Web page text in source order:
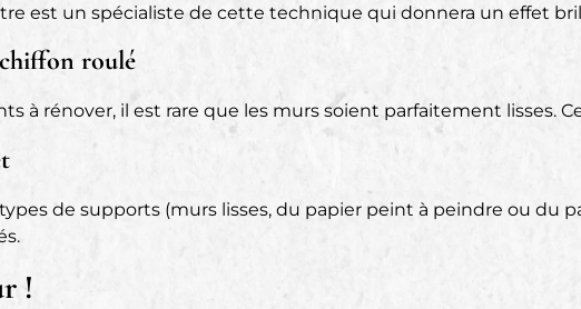
est un spécialiste de cette technique qui donnera un effet
roulé
à rénover, il est rare que les murs soient parfaitement lisses.
de supports (murs lisses, du papier peint à peindre ou du
!